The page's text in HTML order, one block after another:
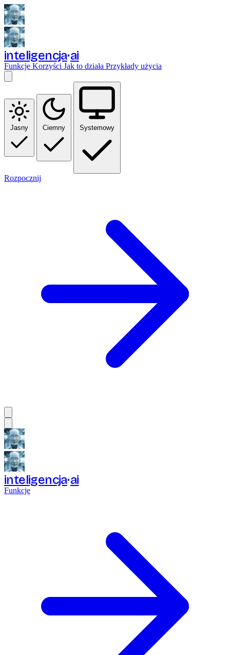
inteligencja ai
Funkcje Korzyści Jak to działa Przykłady użycia
Jasny Ciemny Systemowy
Rozpocznij
inteligencja ai
Funkcje